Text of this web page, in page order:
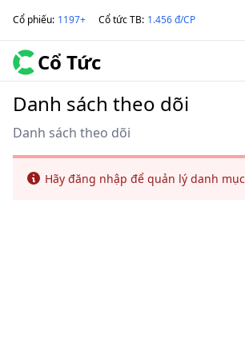
Cổ phiếu: 1197+ Cổ tức TB: 1.456 đ/CP
Cổ Tức
Danh sách theo dõi
Danh sách theo dõi
Info
Hãy đăng nhập để quản lý danh mục